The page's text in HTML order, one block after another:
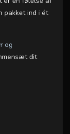
pakket ind i ét
og
dit